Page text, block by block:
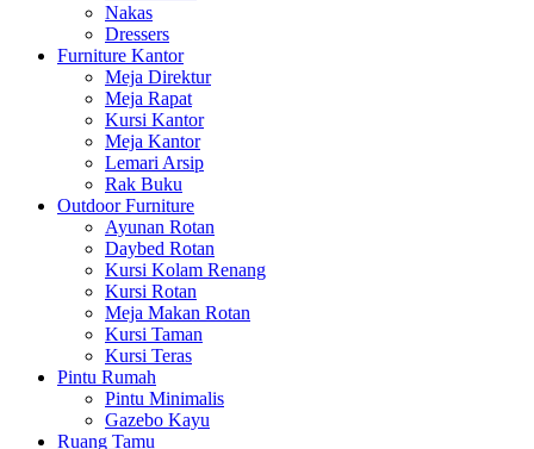
Nakas
Dressers
Furniture Kantor
Meja Direktur
Meja Rapat
Kursi Kantor
Meja Kantor
Lemari Arsip
Rak Buku
Outdoor Furniture
Ayunan Rotan
Daybed Rotan
Kursi Kolam Renang
Kursi Rotan
Meja Makan Rotan
Kursi Taman
Kursi Teras
Pintu Rumah
Pintu Minimalis
Gazebo Kayu
Ruang Tamu